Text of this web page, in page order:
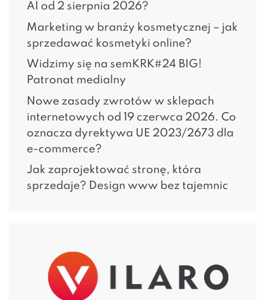
AI od 2 sierpnia 2026?
Marketing w branży kosmetycznej – jak
sprzedawać kosmetyki online?
Widzimy się na semKRK#24 BIG!
Patronat medialny
Nowe zasady zwrotów w sklepach
internetowych od 19 czerwca 2026. Co
oznacza dyrektywa UE 2023/2673 dla
e-commerce?
Jak zaprojektować stronę, która
sprzedaje? Design www bez tajemnic